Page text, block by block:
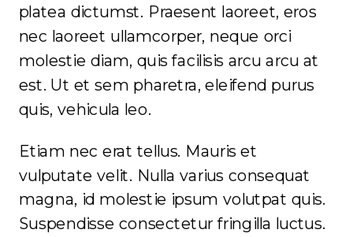
platea dictumst. Praesent laoreet, eros
nec laoreet ullamcorper, neque orci
molestie diam, quis facilisis arcu arcu at
est. Ut et sem pharetra, eleifend purus
quis, vehicula leo.
Etiam nec erat tellus. Mauris et
vulputate velit. Nulla varius consequat
magna, id molestie ipsum volutpat quis.
Suspendisse consectetur fringilla luctus.